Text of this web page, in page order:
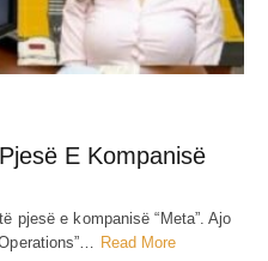
E Kompanisë
pjesë e kompanisë “Meta”. Ajo
Read More